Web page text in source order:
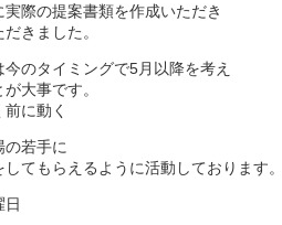
際の提案書類を作成いただき
きました。
のタイミングで5月以降を考え
大事です。
に動く
の若手に
してもらえるように活動しております